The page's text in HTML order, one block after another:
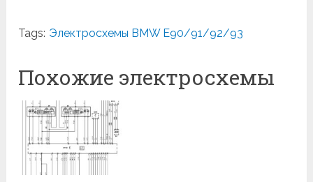
Tags: Электросхемы BMW E90/91/92/93
Похожие электросхемы